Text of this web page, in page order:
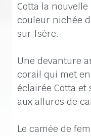
Cotta la
couleur nichée
sur Isère.
Une devanture
corail qui met
éclairée Cotta
aux allures de
Le camée de